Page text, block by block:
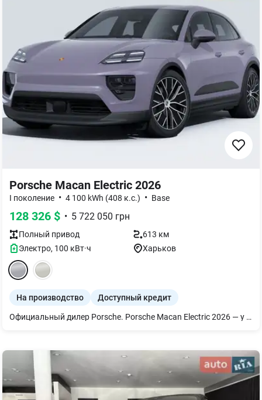
Porsche Macan Electric 2026
I поколение • 4 100 kWh (408 к.с.) • Base
128 326 $ • 5 722 050 грн
Полный привод
613 км
Электро, 100 кВт·ч Харьков
На производство Доступный кредит
Официальный дилер Porsche. Porsche Macan Electric 2026 — у поставщике! -Доставка по всей Украине (и не только!) -Обращайтесь за деталями — подберем удобную логистику и сопровождение